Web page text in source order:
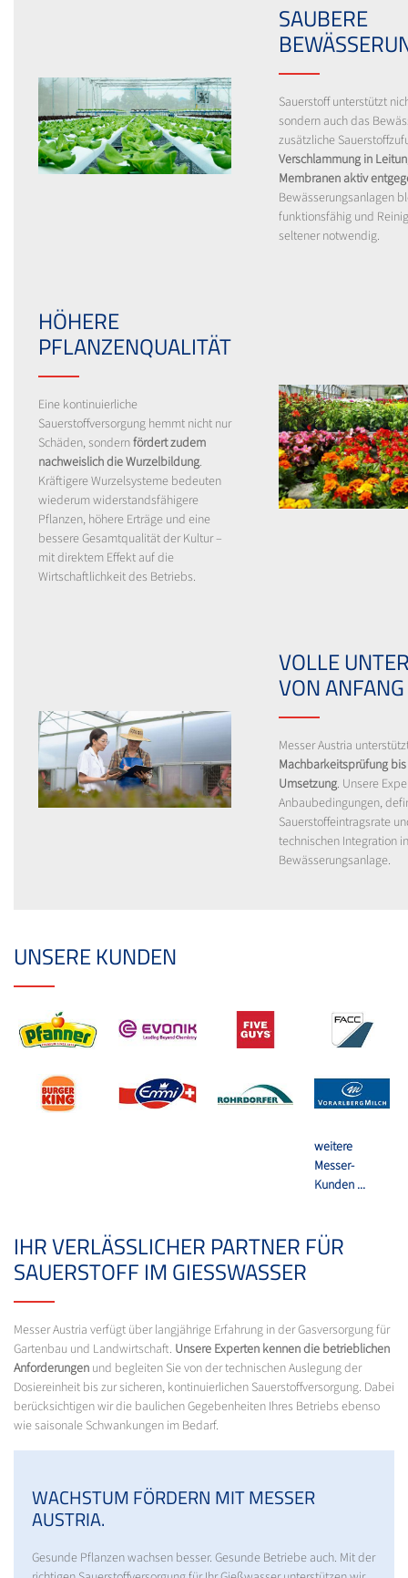
SAUBERE
Sauerstoff unterstützt
sondern auch das
zusätzliche
Verschlammung in
Membranen aktiv
Bewässerungsanlagen
funktionsfähig und
seltener notwendig.
HÖHERE
PFLANZENQUALITÄT
Eine kontinuierliche
Sauerstoffversorgung hemmt nicht nur
Schäden, sondernfördert zudem
nachweislich die Wurzelbildung.
Kräftigere Wurzelsysteme bedeuten
wiederum widerstandsfähigere
Pflanzen, höhere Erträge und eine
bessere Gesamtqualität der Kultur –
mit direktem Effekt auf die
Wirtschaftlichkeit des Betriebs.
VOLLE
VON
Messer Austria
Machbarkeitsprüfung
Umsetzung. Unsere
Anbaubedingungen,
Sauerstoffeintragsrate
technischen Integration
Bewässerungsanlage.
UNSERE KUNDEN
weitere
Messer-
Kunden ...
IHR VERLÄSSLICHER PARTNER FÜR
SAUERSTOFF IM GIESSWASSER
Messer Austria verfügt über langjährige Erfahrung in der Gasversorgung für
Gartenbau und Landwirtschaft. Unsere Experten kennen die betrieblichen
Anforderungen und begleiten Sie von der technischen Auslegung der
Dosiereinheit bis zur sicheren, kontinuierlichen Sauerstoffversorgung. Dabei
berücksichtigen wir die baulichen Gegebenheiten Ihres Betriebs ebenso
wie saisonale Schwankungen im Bedarf.
WACHSTUM FÖRDERN MIT MESSER
AUSTRIA.
Gesunde Pflanzen wachsen besser. Gesunde Betriebe auch. Mit der